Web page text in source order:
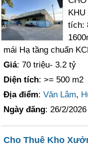
KHU
tích:
mái Hạ tầng chuẩn
Giá: 70 triệu- 3.2 tỷ
Diện tích: >= 500 m2
Địa điểm:Văn Lâm,
Ngày đăng: 26/2/2026
Cho Thuê Kho